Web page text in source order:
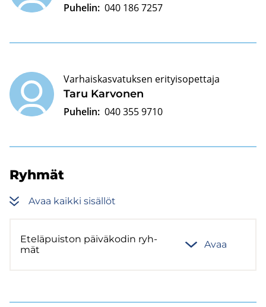
Puhelin: 040 186 7257
Taru Kar­vo­nen
Varhaiskasvatuksen erityisopettaja
Puhelin: 040 355 9710
Ryh­mät
Avaa kaik­ki si­säl­löt
Ete­lä­puis­ton päi­vä­ko­din ryh­
mät
Avaa